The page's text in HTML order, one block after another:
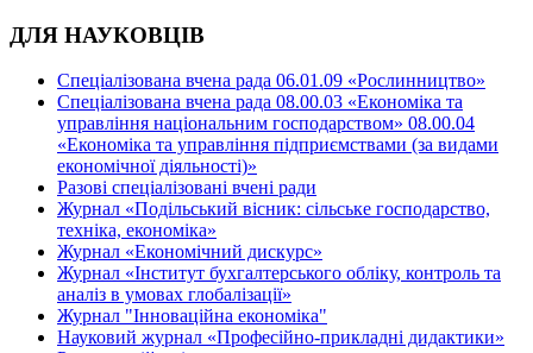
ДЛЯ НАУКОВЦІВ
Спеціалізована вчена рада 06.01.09 «Рослинництво»
Спеціалізована вчена рада 08.00.03 «Економіка та
управління національним господарством» 08.00.04
«Економіка та управління підприємствами (за видами
економічної діяльності)»
Разові спеціалізовані вчені ради
Журнал «Подільський вісник: сільське господарство,
техніка, економіка»
Журнал «Економічний дискурс»
Журнал «Інститут бухгалтерського обліку, контроль та
аналіз в умовах глобалізації»
Журнал "Інноваційна економіка"
Науковий журнал «Професійно-прикладні дидактики»